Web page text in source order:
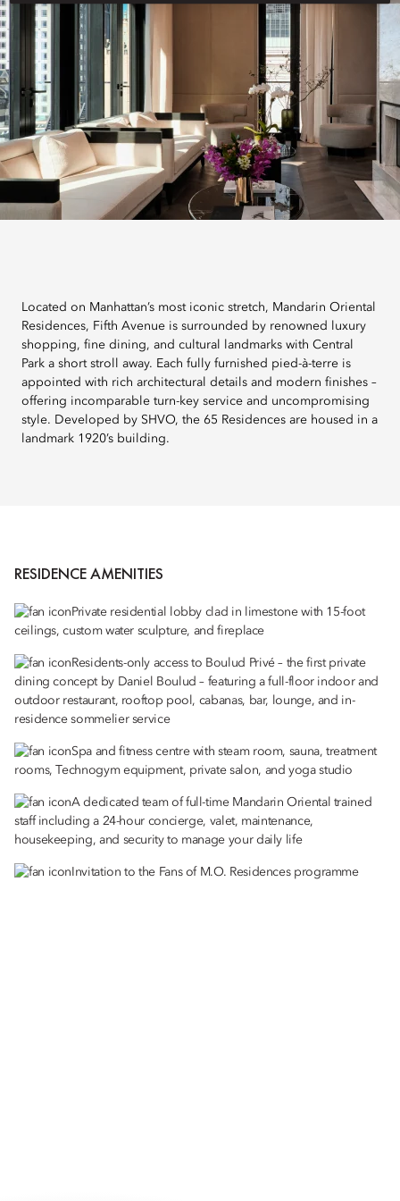
Located on Manhattan’s most iconic stretch, Mandarin Oriental
Residences, Fifth Avenue is surrounded by renowned luxury
shopping, fine dining, and cultural landmarks with Central
Park a short stroll away. Each fully furnished pied-à-terre is
appointed with rich architectural details and modern finishes –
offering incomparable turn-key service and uncompromising
style. Developed by SHVO, the 65 Residences are housed in a
landmark 1920’s building.
RESIDENCE AMENITIES
Private residential lobby clad in limestone with 15-foot
ceilings, custom water sculpture, and fireplace
Residents-only access to Boulud Privé – the first private
dining concept by Daniel Boulud – featuring a full-floor indoor and
outdoor restaurant, rooftop pool, cabanas, bar, lounge, and in-
residence sommelier service
Spa and fitness centre with steam room, sauna, treatment
rooms, Technogym equipment, private salon, and yoga studio
A dedicated team of full-time Mandarin Oriental trained
staff including a 24-hour concierge, valet, maintenance,
housekeeping, and security to manage your daily life
Invitation to the Fans of M.O. Residences programme